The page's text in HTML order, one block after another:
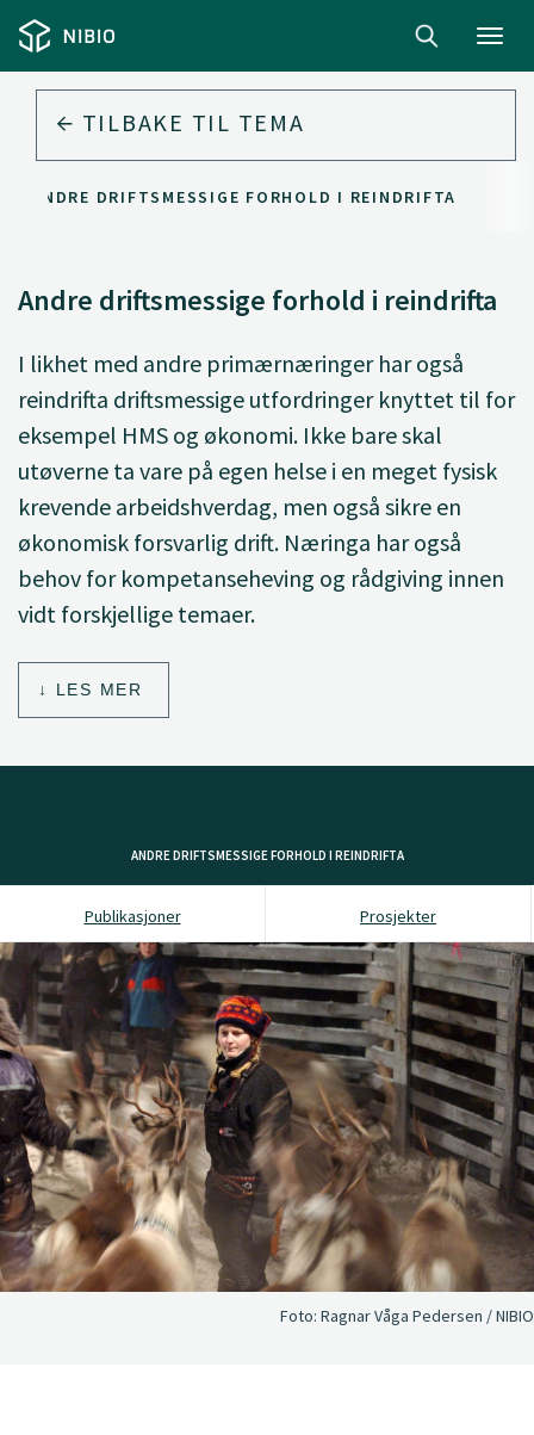
TILBAKE TIL TEMA
ANDRE DRIFTSMESSIGE FORHOLD I REINDRIFTA
Andre driftsmessige forhold i reindrifta
I likhet med andre primærnæringer har også
reindrifta driftsmessige utfordringer knyttet til for
eksempel HMS og økonomi. Ikke bare skal
utøverne ta vare på egen helse i en meget fysisk
krevende arbeidshverdag, men også sikre en
økonomisk forsvarlig drift. Næringa har også
behov for kompetanseheving og rådgiving innen
vidt forskjellige temaer.
LES MER
ANDRE DRIFTSMESSIGE FORHOLD I REINDRIFTA
Publikasjoner Prosjekter
Foto: Ragnar Våga Pedersen / NIBIO